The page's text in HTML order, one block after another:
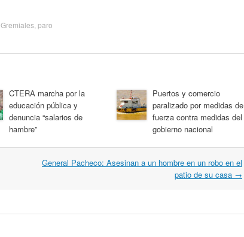
Gremiales paro
CTERA marcha por la
educación pública y
denuncia “salarios de
hambre”
Puertos y comercio
paralizado por medidas de
fuerza contra medidas del
gobierno nacional
General Pacheco: Asesinan a un hombre en un robo en el
patio de su casa →